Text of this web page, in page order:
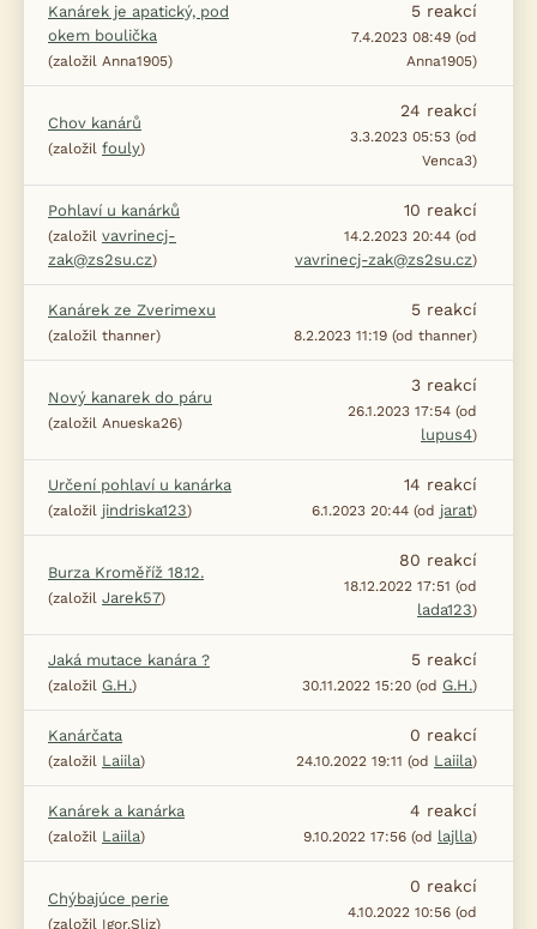
Kanárek je apatický, pod
okem boulička
(založil Anna1905)
5 reakcí
7.4.2023 08:49 (od
Anna1905)
Chov kanárů
(založil fouly)
24 reakcí
3.3.2023 05:53 (od
Venca3)
Pohlaví u kanárků
(založil vavrinecj-
zak@zs2su.cz)
10 reakcí
14.2.2023 20:44 (od
vavrinecj-zak@zs2su.cz)
Kanárek ze Zverimexu
(založil thanner)
5 reakcí
8.2.2023 11:19 (od thanner)
Nový kanarek do páru
(založil Anueska26)
3 reakcí
26.1.2023 17:54 (od
lupus4)
Určení pohlaví u kanárka
(založil jindriska123)
14 reakcí
6.1.2023 20:44 (od jarat)
Burza Kroměříž 18.12.
(založil Jarek57)
80 reakcí
18.12.2022 17:51 (od
lada123)
Jaká mutace kanára ?
(založil G.H.)
5 reakcí
30.11.2022 15:20 (od G.H.)
Kanárčata
(založil Laiila)
0 reakcí
24.10.2022 19:11 (od Laiila)
Kanárek a kanárka
(založil Laiila)
4 reakcí
9.10.2022 17:56 (od lajlla)
Chýbajúce perie
(založil Igor.Sliz)
0 reakcí
4.10.2022 10:56 (od